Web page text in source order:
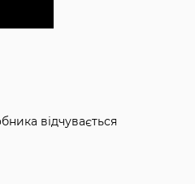
відчувається